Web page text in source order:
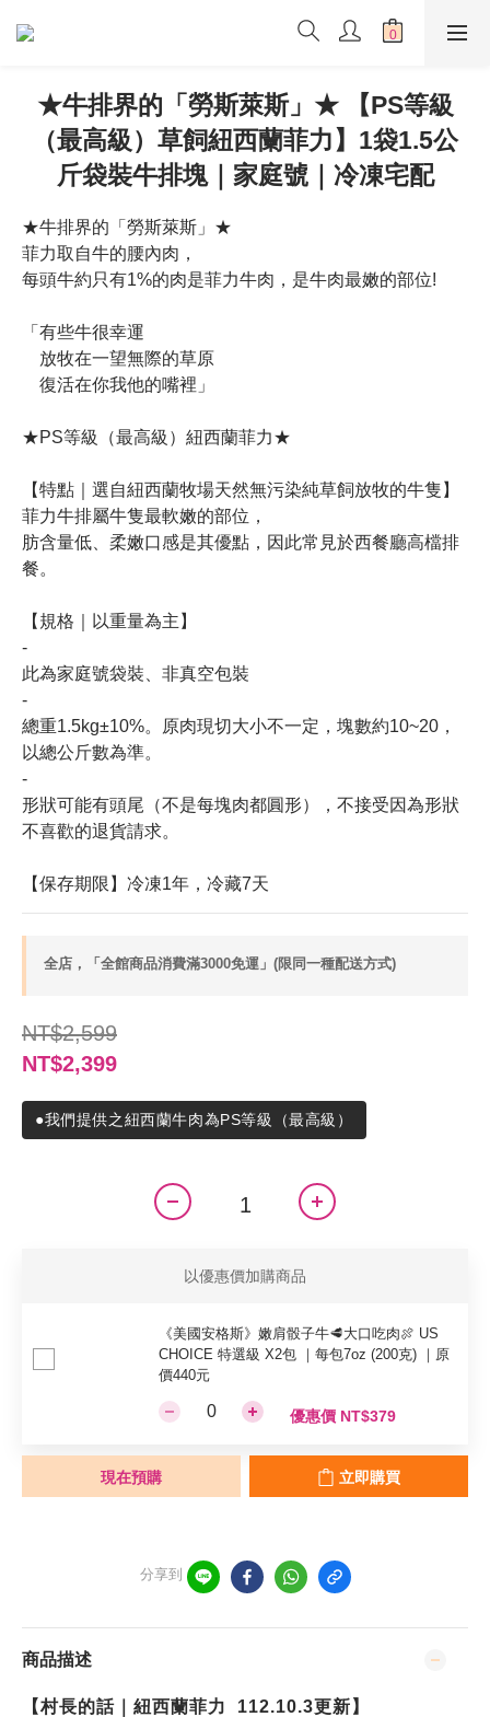
★牛排界的「勞斯萊斯」★ 【PS等級
（最高級）草飼紐西蘭菲力】1袋1.5公
斤袋裝牛排塊｜家庭號｜冷凍宅配
★牛排界的「勞斯萊斯」★
菲力取自牛的腰內肉，
每頭牛約只有1%的肉是菲力牛肉，是牛肉最嫩的部位!
「有些牛很幸運
    放牧在一望無際的草原
    復活在你我他的嘴裡」
★PS等級（最高級）紐西蘭菲力★
【特點｜選自紐西蘭牧場天然無污染純草飼放牧的牛隻】
菲力牛排屬牛隻最軟嫩的部位，
肪含量低、柔嫩口感是其優點，因此常見於西餐廳高檔排
餐。
【規格｜以重量為主】
-
此為家庭號袋裝、非真空包裝
-
總重1.5kg±10%。原肉現切大小不一定，塊數約10~20，
以總公斤數為準。
-
形狀可能有頭尾（不是每塊肉都圓形），不接受因為形狀
不喜歡的退貨請求。
【保存期限】冷凍1年，冷藏7天
全店，「全館商品消費滿3000免運」(限同一種配送方式)
NT$2,599
NT$2,399
●我們提供之紐西蘭牛肉為PS等級（最高級）
以優惠價加購商品
《美國安格斯》嫩肩骰子牛🥩大口吃肉🍖 US
CHOICE 特選級 X2包 ｜每包7oz (200克) ｜原
價440元
優惠價 NT$379
現在預購 立即購買
分享到
商品描述
【村長的話｜紐西蘭菲力 112.10.3更新】